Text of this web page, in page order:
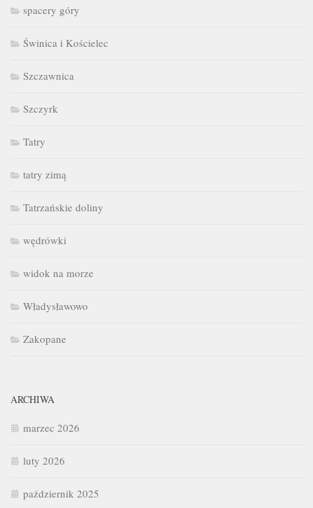
spacery góry
Świnica i Kościelec
Szczawnica
Szczyrk
Tatry
tatry zimą
Tatrzańskie doliny
wędrówki
widok na morze
Władysławowo
Zakopane
ARCHIWA
marzec 2026
luty 2026
październik 2025